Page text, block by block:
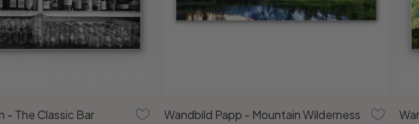
- The Classic Bar
Wandbild Papp - Mountain Wilderness